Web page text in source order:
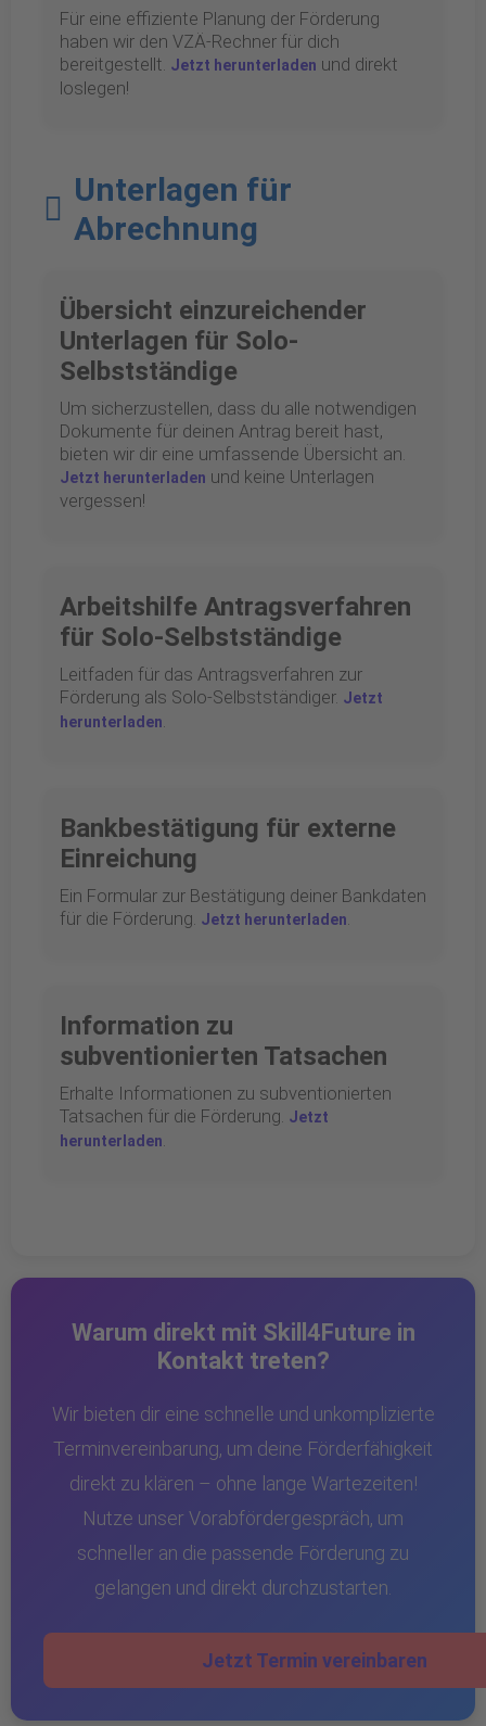
Für eine effiziente Planung der Förderung
haben wir den VZÄ-Rechner für dich
bereitgestellt. Jetzt herunterladen und direkt
loslegen!
Unterlagen für
Abrechnung
Übersicht einzureichender
Unterlagen für Solo-
Selbstständige
Um sicherzustellen, dass du alle notwendigen
Dokumente für deinen Antrag bereit hast,
bieten wir dir eine umfassende Übersicht an.
Jetzt herunterladen und keine Unterlagen
vergessen!
Arbeitshilfe Antragsverfahren
für Solo-Selbstständige
Leitfaden für das Antragsverfahren zur
Förderung als Solo-Selbstständiger. Jetzt
herunterladen.
Bankbestätigung für externe
Einreichung
Ein Formular zur Bestätigung deiner Bankdaten
für die Förderung. Jetzt herunterladen.
Information zu
subventionierten Tatsachen
Erhalte Informationen zu subventionierten
Tatsachen für die Förderung. Jetzt
herunterladen.
Warum direkt mit Skill4Future in
Kontakt treten?
Wir bieten dir eine schnelle und unkomplizierte
Terminvereinbarung, um deine Förderfähigkeit
direkt zu klären – ohne lange Wartezeiten!
Nutze unser Vorabfördergespräch, um
schneller an die passende Förderung zu
gelangen und direkt durchzustarten.
Jetzt Termin vereinbaren